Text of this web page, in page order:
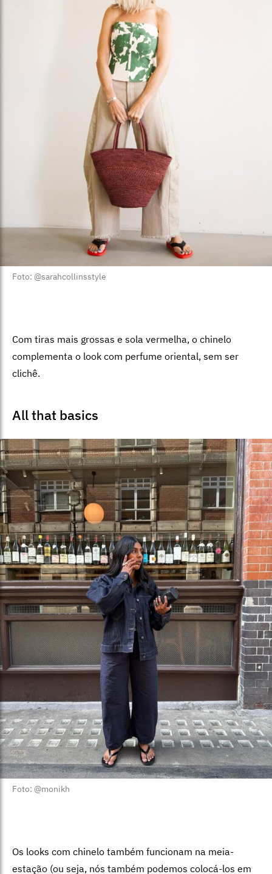
Foto: @sarahcollinsstyle
Com tiras mais grossas e sola vermelha, o chinelo
complementa o look com perfume oriental, sem ser
clichê.
All that basics
Foto: @monikh
Os looks com chinelo também funcionam na meia-
estação (ou seja, nós também podemos colocá-los em